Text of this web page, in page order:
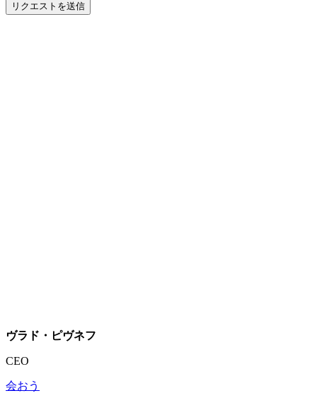
リクエストを送信
ヴラド・ピヴネフ
CEO
会おう